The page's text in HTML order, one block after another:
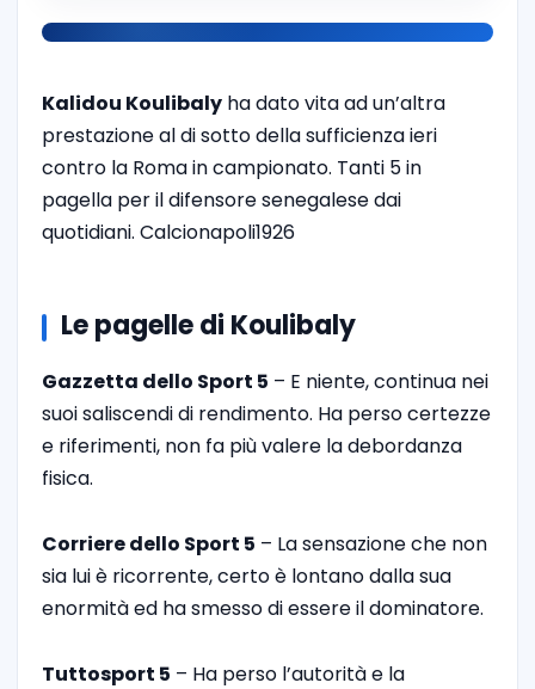
Kalidou Koulibaly ha dato vita ad un’altra
prestazione al di sotto della sufficienza ieri
contro la Roma in campionato. Tanti 5 in
pagella per il difensore senegalese dai
quotidiani. Calcionapoli1926
Le pagelle di Koulibaly
Gazzetta dello Sport 5 – E niente, continua nei
suoi saliscendi di rendimento. Ha perso certezze
e riferimenti, non fa più valere la debordanza
fisica.
Corriere dello Sport 5 – La sensazione che non
sia lui è ricorrente, certo è lontano dalla sua
enormità ed ha smesso di essere il dominatore.
Tuttosport 5 – Ha perso l’autorità e la